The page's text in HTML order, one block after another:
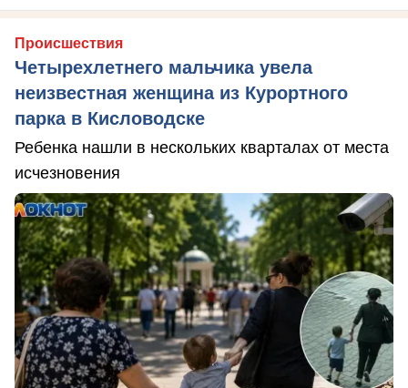
Происшествия
Четырехлетнего мальчика увела
неизвестная женщина из Курортного
парка в Кисловодске
Ребенка нашли в нескольких кварталах от места
исчезновения